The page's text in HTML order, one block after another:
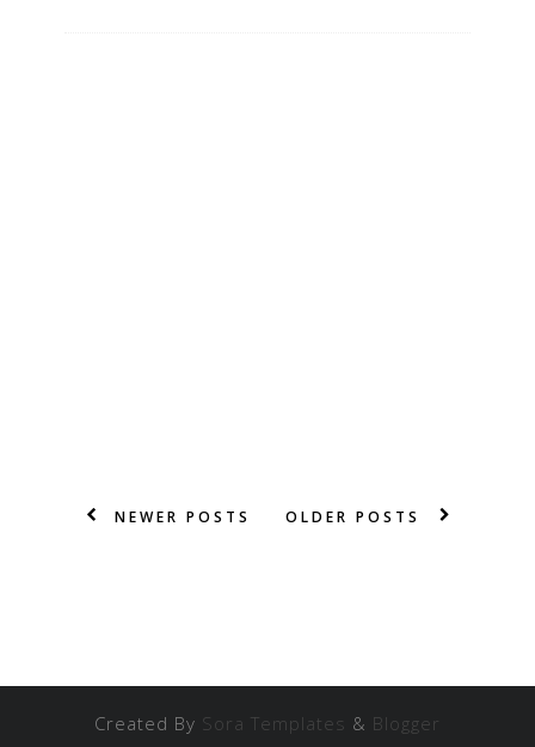
NEWER POSTS OLDER POSTS
Created By Sora Templates & Blogger